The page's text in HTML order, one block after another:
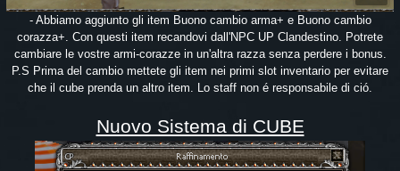
- Abbiamo aggiunto gli item Buono cambio arma+ e Buono cambio
corazza+. Con questi item recandovi dall'NPC UP Clandestino. Potrete
cambiare le vostre armi-corazze in un'altra razza senza perdere i bonus.
P.S Prima del cambio mettete gli item nei primi slot inventario per evitare
che il cube prenda un altro item. Lo staff non é responsabile di ció.
Nuovo Sistema di CUBE